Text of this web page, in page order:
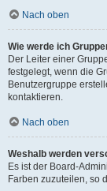
Nach oben
Wie werde ich
Der Leiter einer
festgelegt, wenn die
Benutzergruppe
kontaktieren.
Nach oben
Weshalb werden
Es ist der Board-
Farben zuzuteilen, so